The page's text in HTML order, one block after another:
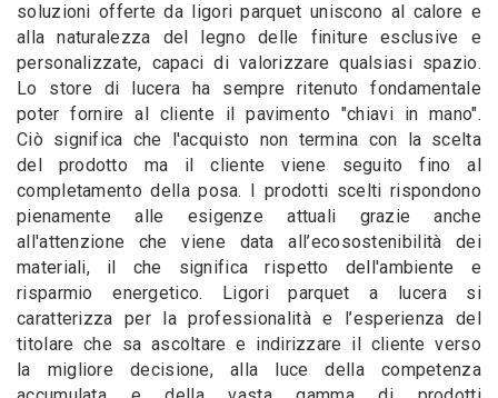
soluzioni offerte da ligori parquet uniscono al calore e
alla naturalezza del legno delle finiture esclusive e
personalizzate, capaci di valorizzare qualsiasi spazio.
Lo store di lucera ha sempre ritenuto fondamentale
poter fornire al cliente il pavimento "chiavi in mano".
Ciò significa che l'acquisto non termina con la scelta
del prodotto ma il cliente viene seguito fino al
completamento della posa. I prodotti scelti rispondono
pienamente alle esigenze attuali grazie anche
all'attenzione che viene data all’ecosostenibilità dei
materiali, il che significa rispetto dell'ambiente e
risparmio energetico. Ligori parquet a lucera si
caratterizza per la professionalità e l’esperienza del
titolare che sa ascoltare e indirizzare il cliente verso
la migliore decisione, alla luce della competenza